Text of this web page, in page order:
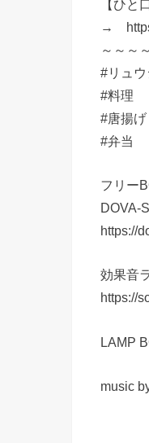
【ひと
→
～～～
#リュウ
#料理
#唐揚げ
#弁当
フリー
DOVA-
https://
効果音
https://
LAMP
music